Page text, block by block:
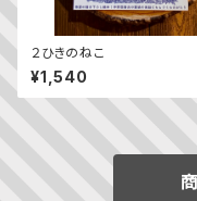
２ひきのねこ
¥1,540